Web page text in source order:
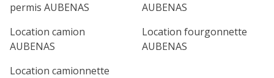
permis AUBENAS
AUBENAS
Location camion
AUBENAS
Location fourgonnette
AUBENAS
Location camionnette